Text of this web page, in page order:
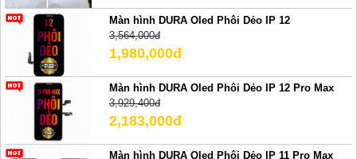
Màn hình DURA Oled Phôi Dẻo IP 12
3,564,000đ
1,980,000đ
Màn hình DURA Oled Phôi Dẻo IP 12 Pro Max
3,929,400đ
2,183,000đ
Màn hình DURA Oled Phôi Dẻo IP 11 Pro Max